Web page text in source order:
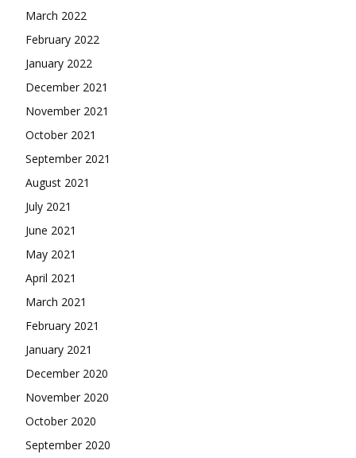
March 2022
February 2022
January 2022
December 2021
November 2021
October 2021
September 2021
August 2021
July 2021
June 2021
May 2021
April 2021
March 2021
February 2021
January 2021
December 2020
November 2020
October 2020
September 2020